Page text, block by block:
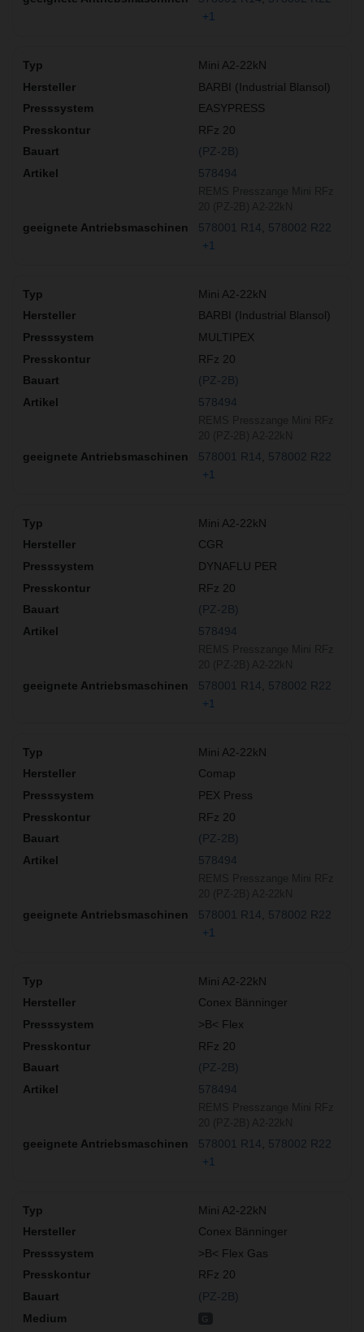
+1
Mini A2-22kN
BARBI (Industrial Blansol)
EASYPRESS
RFz 20
(PZ-2B)
578494
578001 R14
578002 R22
+1
Mini A2-22kN
BARBI (Industrial Blansol)
MULTIPEX
RFz 20
(PZ-2B)
578494
578001 R14
578002 R22
+1
Mini A2-22kN
CGR
DYNAFLU PER
RFz 20
(PZ-2B)
578494
578001 R14
578002 R22
+1
Mini A2-22kN
Comap
PEX Press
RFz 20
(PZ-2B)
578494
578001 R14
578002 R22
+1
Mini A2-22kN
Conex Bänninger
>B< Flex
RFz 20
(PZ-2B)
578494
578001 R14
578002 R22
+1
Mini A2-22kN
Conex Bänninger
>B< Flex Gas
RFz 20
(PZ-2B)